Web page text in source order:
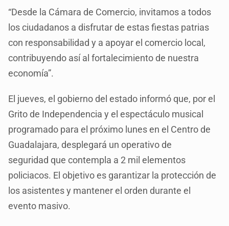
“Desde la Cámara de Comercio, invitamos a todos
los ciudadanos a disfrutar de estas fiestas patrias
con responsabilidad y a apoyar el comercio local,
contribuyendo así al fortalecimiento de nuestra
economía”.
El jueves, el gobierno del estado informó que, por el
Grito de Independencia y el espectáculo musical
programado para el próximo lunes en el Centro de
Guadalajara, desplegará un operativo de
seguridad que contempla a 2 mil elementos
policiacos. El objetivo es garantizar la protección de
los asistentes y mantener el orden durante el
evento masivo.